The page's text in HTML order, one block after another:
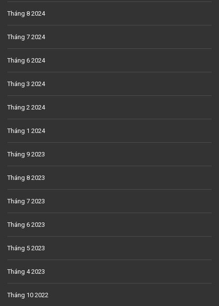
Tháng 8 2024
Tháng 7 2024
Tháng 6 2024
Tháng 3 2024
Tháng 2 2024
Tháng 1 2024
Tháng 9 2023
Tháng 8 2023
Tháng 7 2023
Tháng 6 2023
Tháng 5 2023
Tháng 4 2023
Tháng 10 2022